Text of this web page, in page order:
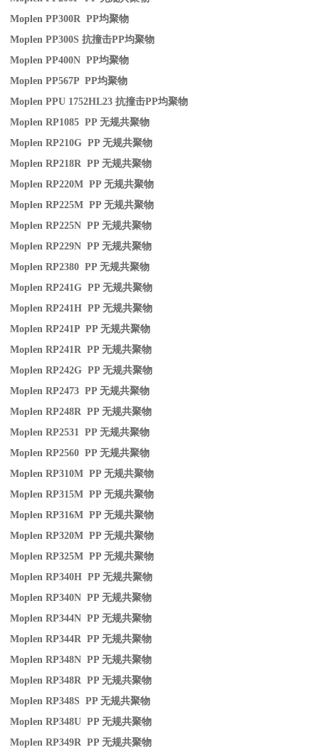
Moplen PP300R PP均聚物
Moplen PP300S抗撞击PP均聚物
Moplen PP400N PP均聚物
Moplen PP567P PP均聚物
Moplen PPU 1752HL23抗撞击PP均聚物
Moplen RP1085 PP无规共聚物
Moplen RP210G PP无规共聚物
Moplen RP218R PP无规共聚物
Moplen RP220M PP无规共聚物
Moplen RP225M PP无规共聚物
Moplen RP225N PP无规共聚物
Moplen RP229N PP无规共聚物
Moplen RP2380 PP无规共聚物
Moplen RP241G PP无规共聚物
Moplen RP241H PP无规共聚物
Moplen RP241P PP无规共聚物
Moplen RP241R PP无规共聚物
Moplen RP242G PP无规共聚物
Moplen RP2473 PP无规共聚物
Moplen RP248R PP无规共聚物
Moplen RP2531 PP无规共聚物
Moplen RP2560 PP无规共聚物
Moplen RP310M PP无规共聚物
Moplen RP315M PP无规共聚物
Moplen RP316M PP无规共聚物
Moplen RP320M PP无规共聚物
Moplen RP325M PP无规共聚物
Moplen RP340H PP无规共聚物
Moplen RP340N PP无规共聚物
Moplen RP344N PP无规共聚物
Moplen RP344R PP无规共聚物
Moplen RP348N PP无规共聚物
Moplen RP348R PP无规共聚物
Moplen RP348S PP无规共聚物
Moplen RP348U PP无规共聚物
Moplen RP349R PP无规共聚物